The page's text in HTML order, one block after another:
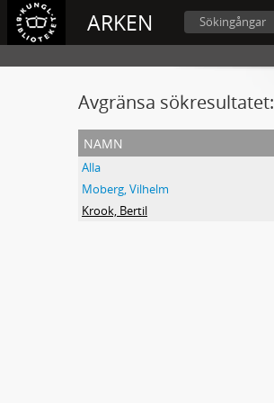
ARKEN Sökingångar
Avgränsa sökresultatet:
namn
Alla
Moberg, Vilhelm
Krook, Bertil